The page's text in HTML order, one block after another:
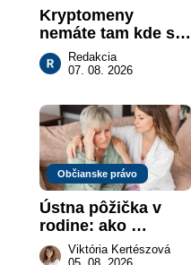
Kryptomeny
nemáte tam kde si
myslíte: Viete, kde
sa naozaj
Redakcia
07. 08. 2026
Občianske právo
Ústna pôžička v
rodine: ako
vymôcť peniaze,
keď na papieri nie
Viktória Kertészová